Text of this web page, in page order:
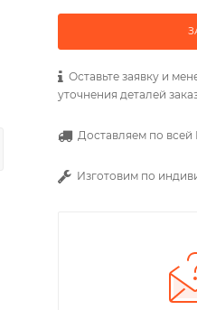
Оставьте заявку и
уточнения деталей
Доставляем по всей
Изготовим по